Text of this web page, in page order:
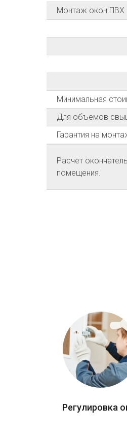
Монтаж окон ПВХ
Минимальная
Для объемов
Гарантия на
Расчет
помещения.
Регулировка